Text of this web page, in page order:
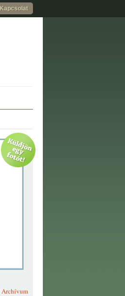
Kapcsolat
Archívum